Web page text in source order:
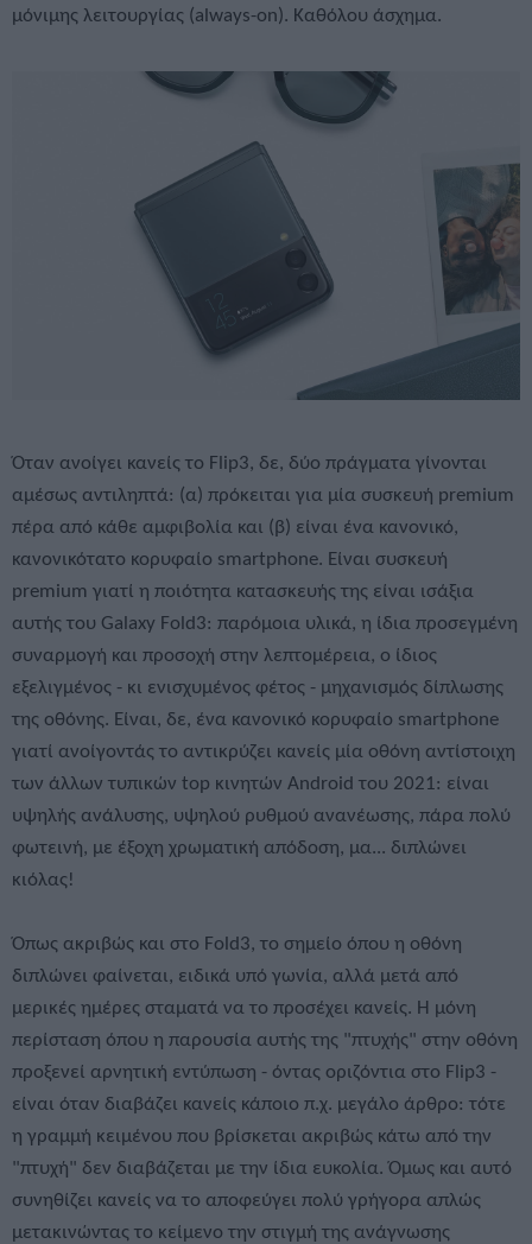
μόνιμης λειτουργίας (always-on). Καθόλου άσχημα.
Όταν ανοίγει κανείς το Flip3, δε, δύο πράγματα γίνονται
αμέσως αντιληπτά: (α) πρόκειται για μία συσκευή premium
πέρα από κάθε αμφιβολία και (β) είναι ένα κανονικό,
κανονικότατο κορυφαίο smartphone. Είναι συσκευή
premium γιατί η ποιότητα κατασκευής της είναι ισάξια
αυτής του Galaxy Fold3: παρόμοια υλικά, η ίδια προσεγμένη
συναρμογή και προσοχή στην λεπτομέρεια, o ίδιος
εξελιγμένος - κι ενισχυμένος φέτος - μηχανισμός δίπλωσης
της οθόνης. Είναι, δε, ένα κανονικό κορυφαίο smartphone
γιατί ανοίγοντάς το αντικρύζει κανείς μία οθόνη αντίστοιχη
των άλλων τυπικών top κινητών Android του 2021: είναι
υψηλής ανάλυσης, υψηλού ρυθμού ανανέωσης, πάρα πολύ
φωτεινή, με έξοχη χρωματική απόδοση, μα... διπλώνει
κιόλας!
Όπως ακριβώς και στο Fold3, το σημείο όπου η οθόνη
διπλώνει φαίνεται, ειδικά υπό γωνία, αλλά μετά από
μερικές ημέρες σταματά να το προσέχει κανείς. Η μόνη
περίσταση όπου η παρουσία αυτής της "πτυχής" στην οθόνη
προξενεί αρνητική εντύπωση - όντας οριζόντια στο Flip3 -
είναι όταν διαβάζει κανείς κάποιο π.χ. μεγάλο άρθρο: τότε
η γραμμή κειμένου που βρίσκεται ακριβώς κάτω από την
"πτυχή" δεν διαβάζεται με την ίδια ευκολία. Όμως και αυτό
συνηθίζει κανείς να το αποφεύγει πολύ γρήγορα απλώς
μετακινώντας το κείμενο την στιγμή της ανάγνωσης